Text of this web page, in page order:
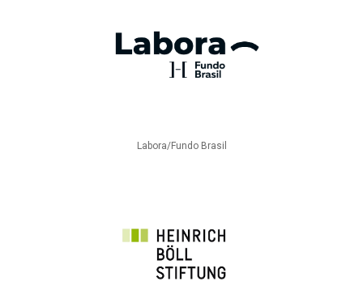
Labora/Fundo Brasil